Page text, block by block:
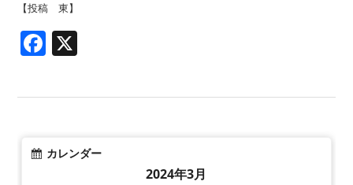
【投稿 東】
Facebook
カレンダー
2024年3月